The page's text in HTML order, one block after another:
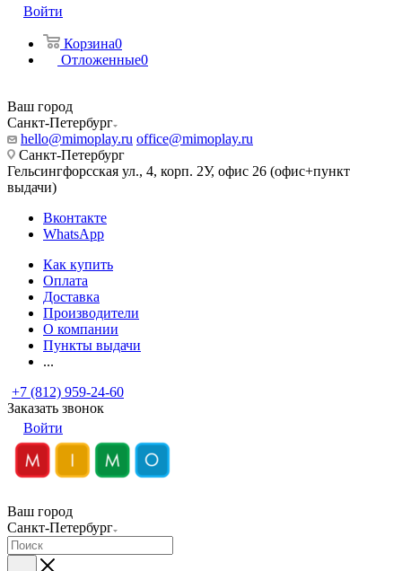
Войти
Корзина0
Отложенные0
Ваш город
Санкт-Петербург
hello@mimoplay.ru office@mimoplay.ru
Санкт-Петербург
Гельсингфорсская ул., 4, корп. 2У, офис 26 (офис+пункт
выдачи)
Вконтакте
WhatsApp
Как купить
Оплата
Доставка
Производители
О компании
Пункты выдачи
...
+7 (812) 959-24-60
Заказать звонок
Войти
Ваш город
Санкт-Петербург